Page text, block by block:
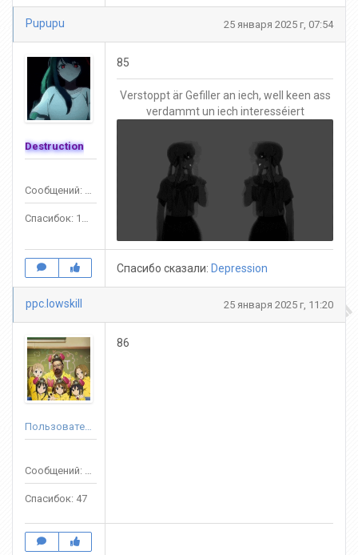
Pupupu 25 января 2025 г, 07:54
Destruction
85
Verstoppt är Gefiller an iech, well keen ass
verdammt un iech interesséiert
Спасибо сказали: Depression
ppc.lowskill 25 января 2025 г, 11:20
Спасибок: 47
86